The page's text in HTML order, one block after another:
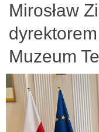
Mirosław
Muzeum